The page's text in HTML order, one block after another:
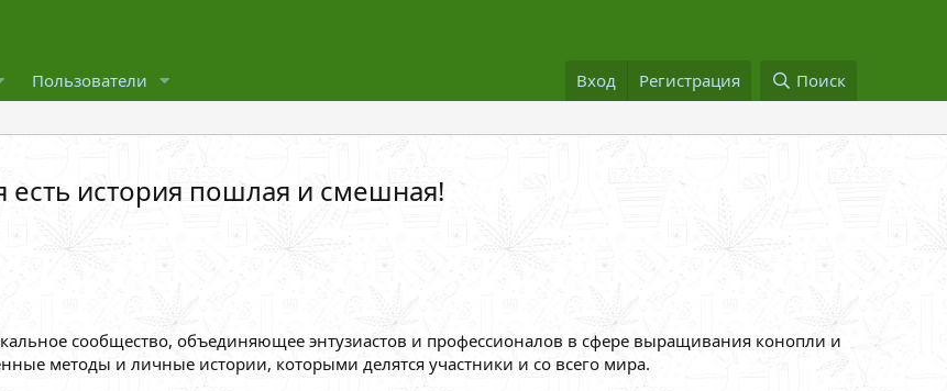
Пользователи Вход Регистрация Поиск
история пошлая и смешная!
сообщество, объединяющее энтузиастов и профессионалов в сфере выращивания конопли и
методы и личные истории, которыми делятся участники и со всего мира.